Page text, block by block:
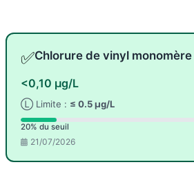
✅Chlorure de vinyl monomère
<0,10 µg/L
Ⓛ Limite : ≤ 0.5 µg/L
20% du seuil
21/07/2026